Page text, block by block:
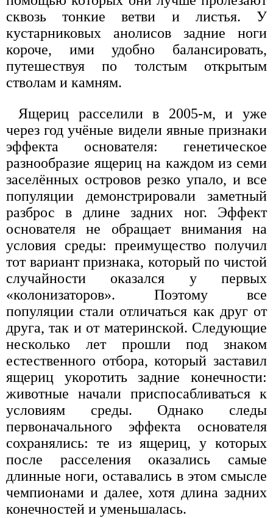
сквозь тонкие ветви и листья. У
кустарниковых анолисов задние ноги
короче, ими удобно балансировать,
путешествуя по толстым открытым
стволам и камням.
Ящериц расселили в 2005-м, и уже
через год учёные видели явные признаки
эффекта основателя: генетическое
разнообразие ящериц на каждом из семи
заселённых островов резко упало, и все
популяции демонстрировали заметный
разброс в длине задних ног. Эффект
основателя не обращает внимания на
условия среды: преимущество получил
тот вариант признака, который по чистой
случайности оказался у первых
«колонизаторов». Поэтому все
популяции стали отличаться как друг от
друга, так и от материнской. Следующие
несколько лет прошли под знаком
естественного отбора, который заставил
ящериц укоротить задние конечности:
животные начали приспосабливаться к
условиям среды. Однако следы
первоначального эффекта основателя
сохранялись: те из ящериц, у которых
после расселения оказались самые
длинные ноги, оставались в этом смысле
чемпионами и далее, хотя длина задних
конечностей и уменьшалась.